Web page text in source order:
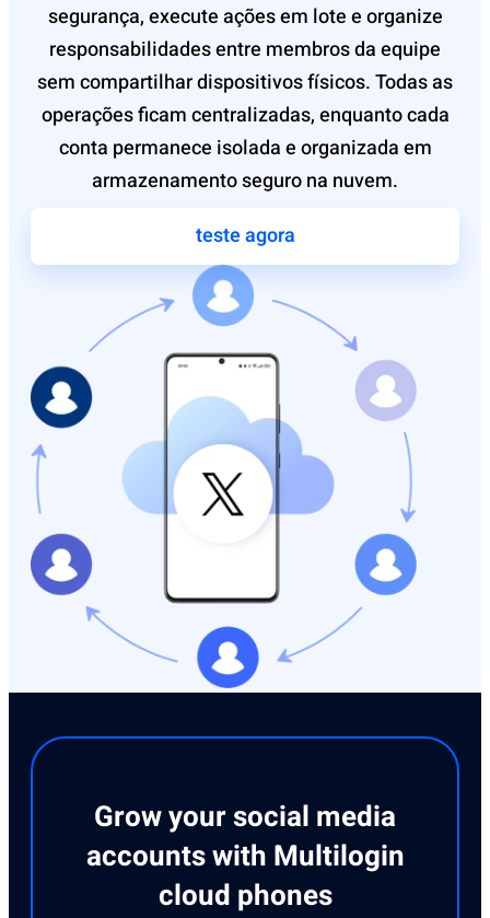
segurança, execute ações em lote e organize
responsabilidades entre membros da equipe
sem compartilhar dispositivos físicos. Todas as
operações ficam centralizadas, enquanto cada
conta permanece isolada e organizada em
armazenamento seguro na nuvem.
teste agora
Grow your social media
accounts with Multilogin
cloud phones